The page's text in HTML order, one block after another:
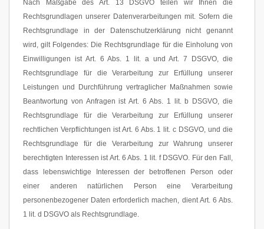
Nach Maßgabe des Art. 13 DSGVO teilen wir Ihnen die
Rechtsgrundlagen unserer Datenverarbeitungen mit. Sofern die
Rechtsgrundlage in der Datenschutzerklärung nicht genannt
wird, gilt Folgendes: Die Rechtsgrundlage für die Einholung von
Einwilligungen ist Art. 6 Abs. 1 lit. a und Art. 7 DSGVO, die
Rechtsgrundlage für die Verarbeitung zur Erfüllung unserer
Leistungen und Durchführung vertraglicher Maßnahmen sowie
Beantwortung von Anfragen ist Art. 6 Abs. 1 lit. b DSGVO, die
Rechtsgrundlage für die Verarbeitung zur Erfüllung unserer
rechtlichen Verpflichtungen ist Art. 6 Abs. 1 lit. c DSGVO, und die
Rechtsgrundlage für die Verarbeitung zur Wahrung unserer
berechtigten Interessen ist Art. 6 Abs. 1 lit. f DSGVO. Für den Fall,
dass lebenswichtige Interessen der betroffenen Person oder
einer anderen natürlichen Person eine Verarbeitung
personenbezogener Daten erforderlich machen, dient Art. 6 Abs.
1 lit. d DSGVO als Rechtsgrundlage.